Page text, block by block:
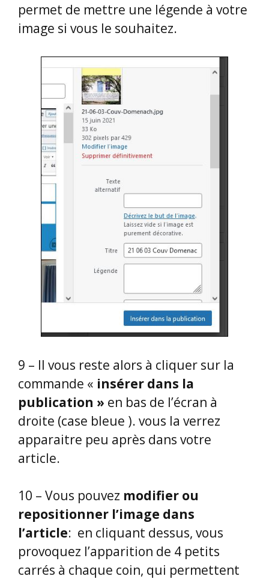
permet de mettre une légende à votre
image si vous le souhaitez.
9 – Il vous reste alors à cliquer sur la
commande « insérer dans la
publication » en bas de l’écran à
droite (case bleue ). vous la verrez
apparaitre peu après dans votre
article.
10 – Vous pouvez modifier ou
repositionner l’image dans
l’article: en cliquant dessus, vous
provoquez l’apparition de 4 petits
carrés à chaque coin, qui permettent